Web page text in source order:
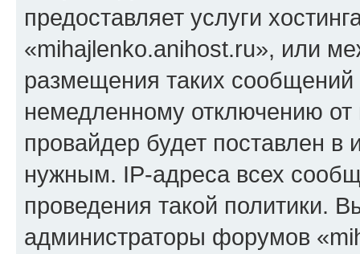
предоставляет услуги
«mihajlenko.anihost.ru», или
размещения таких
немедленному отключению
провайдер будет поставлен в
нужным. IP-адреса всех
проведения такой политики.
администраторы форумов